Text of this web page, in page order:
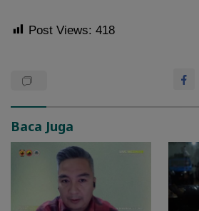
Post Views: 418
Baca Juga